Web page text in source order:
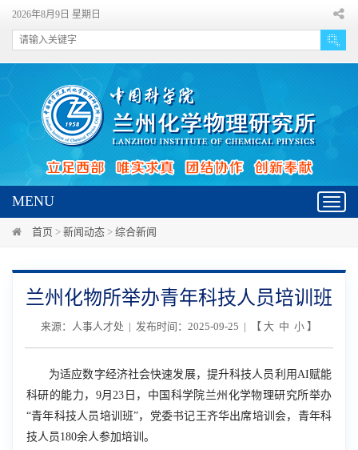
2026年8月9日 星期日
MENU
首页 > 新闻动态 > 综合新闻
兰州化物所举办青年科技人员培训班
来源：人事人才处 | 发布时间：2025-09-25 | 【 大 中 小 】
为适应数字经济社会快速发展，提升科技人员利用AI赋能
科研的能力， 9月23 日，中国科学院兰州化学物理研究所举办
“青年科技人员培训班”，党委书记王齐华出席培训会，青年科
技人员 180余人参加培训。